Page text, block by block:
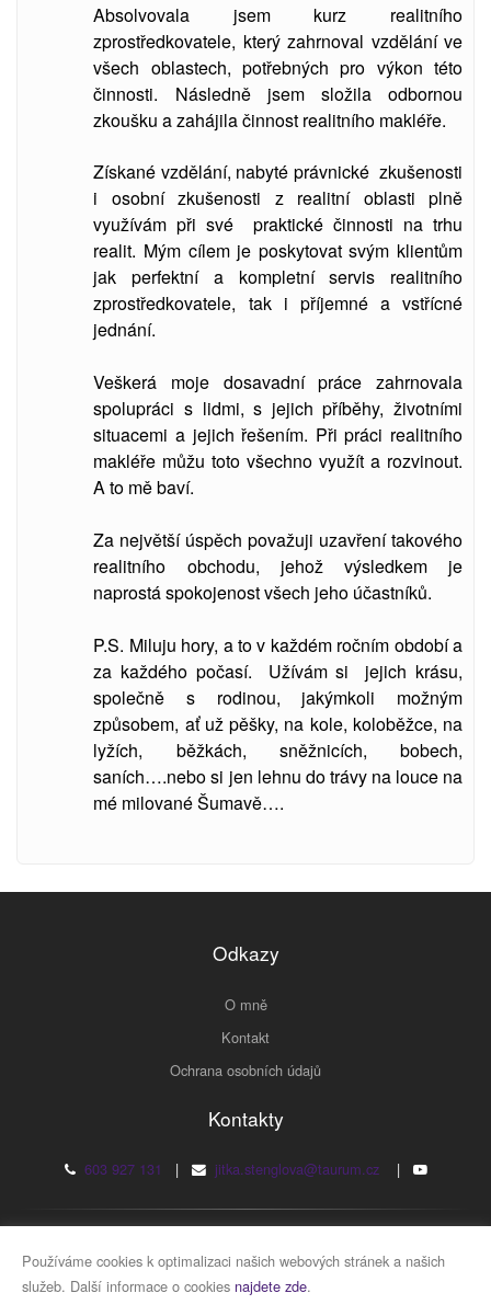
Absolvovala jsem kurz realitního
zprostředkovatele, který zahrnoval vzdělání ve
všech oblastech, potřebných pro výkon této
činnosti. Následně jsem složila odbornou
zkoušku a zahájila činnost realitního makléře.
Získané vzdělání, nabyté právnické zkušenosti
i osobní zkušenosti z realitní oblasti plně
využívám při své praktické činnosti na trhu
realit. Mým cílem je poskytovat svým klientům
jak perfektní a kompletní servis realitního
zprostředkovatele, tak i příjemné a vstřícné
jednání.
Veškerá moje dosavadní práce zahrnovala
spolupráci s lidmi, s jejich příběhy, životními
situacemi a jejich řešením. Při práci realitního
makléře můžu toto všechno využít a rozvinout.
A to mě baví.
Za největší úspěch považuji uzavření takového
realitního obchodu, jehož výsledkem je
naprostá spokojenost všech jeho účastníků.
P.S. Miluju hory, a to v každém ročním období a
za každého počasí. Užívám si jejich krásu,
společně s rodinou, jakýmkoli možným
způsobem, ať už pěšky, na kole, koloběžce, na
lyžích, běžkách, sněžnicích, bobech,
saních….nebo si jen lehnu do trávy na louce na
mé milované Šumavě….
Odkazy
O mně
Kontakt
Ochrana osobních údajů
Kontakty
603 927 131 | jitka.stenglova@taurum.cz|
Používáme cookies k optimalizaci našich webových stránek a našich
služeb. Další informace o cookies najdete zde.